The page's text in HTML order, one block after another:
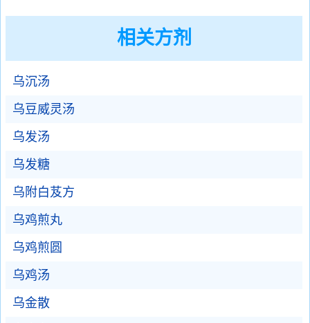
相关方剂
乌沉汤
乌豆威灵汤
乌发汤
乌发糖
乌附白芨方
乌鸡煎丸
乌鸡煎圆
乌鸡汤
乌金散